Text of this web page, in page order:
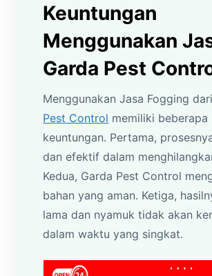
Keuntungan
Menggunakan
Garda Pest
Menggunakan Jasa Fogging dari
Pest Control memiliki beberapa
keuntungan. Pertama,
dan efektif dalam
Kedua, Garda Pest Control
bahan yang aman. Ketiga,
lama dan nyamuk tidak akan
dalam waktu yang singkat.